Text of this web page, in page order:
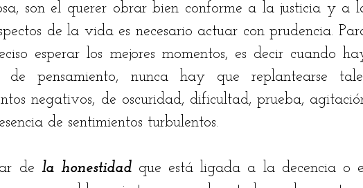
son el querer obrar bien conforme a la justicia y a
de la vida es necesario actuar con prudencia.
esperar los mejores momentos, es decir cuando
pensamiento, nunca hay que replantearse
negativos, de oscuridad, dificultad, prueba,
de sentimientos turbulentos.
de la honestidad que está ligada a la decencia o